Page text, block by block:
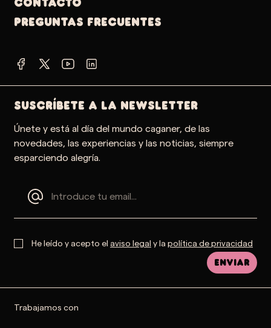
Contacto
PREGUNTAS FRECUENTES
SUSCRÍBETE A LA NEWSLETTER
Únete y está al día del mundo caganer, de las
novedades, las experiencias y las noticias, siempre
esparciendo alegría.
He leído y acepto el aviso legal y la política de privacidad
Enviar
Trabajamos con